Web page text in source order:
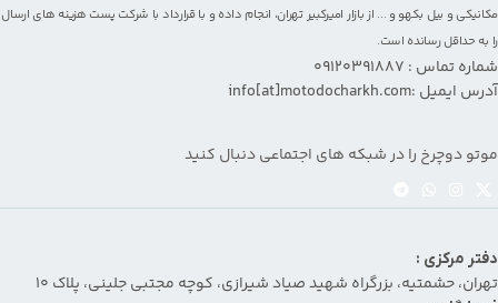
مکانیکی و بیل بکهوو ... از بازار امیرکبیر تهران، انجام داده و با قرارداد با شرکت پست هزینه های ارسال
را به حداقل رسانده است.
شماره تماس : 09120391887
آدرس ایمیل :info[at]motodocharkh.com
موتو دوچرخ را در شبکه های اجتماعی دنبال کنید
دفتر مرکزی :
تهران، حشمتیه، بزرگراه شهید صیاد شیرازی، کوچه مجتبی جلینی، پلاک ۱۰